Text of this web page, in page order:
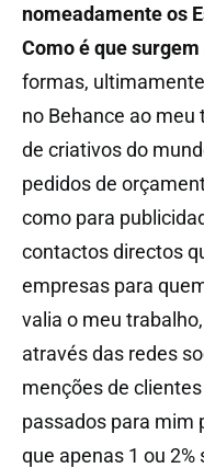
nomeadamente os
Como é que
formas,
no Behance ao
de criativos do
pedidos de
como para
contactos directos
empresas para
valia o meu
através das redes
menções de
passados para mim
que apenas 1 ou